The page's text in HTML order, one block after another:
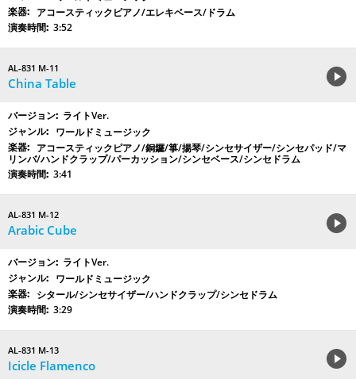
アコースティックピアノ/エレキベース/ドラム
3:52
AL-831 M-11
China Table
ライトVer.
ワールドミュージック
アコースティックピアノ/銅鑼/箏/揚琴/シンセサイザー/シンセパッド/マ
リンバ/ハンドクラップ/パーカッション/シンセベース/シンセドラム
3:41
AL-831 M-12
Arabic Cube
ライトVer.
ワールドミュージック
シタール/シンセサイザー/ハンドクラップ/シンセドラム
3:29
AL-831 M-13
Icicle Flamenco